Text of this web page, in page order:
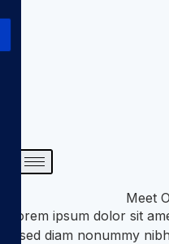
Meet
Lorem ipsum dolor sit
sed diam nonummy